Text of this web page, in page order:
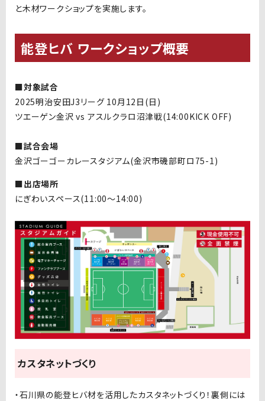
と木材ワークショップを実施します。
能登ヒバ ワークショップ概要
■対象試合
2025明治安田J3リーグ 10月12日(日)
ツエーゲン金沢 vs アスルクラロ沼津戦(14:00KICK OFF)
■試合会場
金沢ゴーゴーカレースタジアム(金沢市磯部町ロ75-1)
■出店場所
にぎわいスペース(11:00〜14:00)
カスタネットづくり
・石川県の能登ヒバ材を活用したカスタネットづくり！裏側には